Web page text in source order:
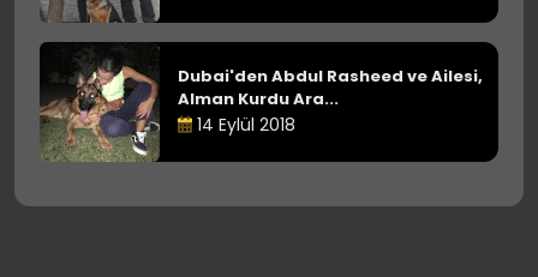
Dubai'den Abdul Rasheed ve Ailesi,
Alman Kurdu Ara...
14 Eylül 2018